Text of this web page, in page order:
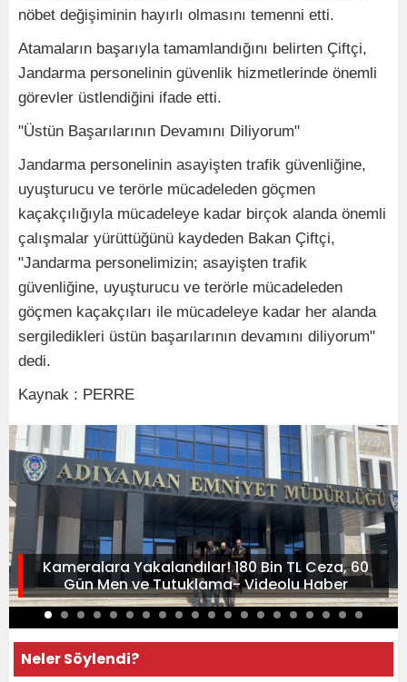
nöbet değişiminin hayırlı olmasını temenni etti.
Atamaların başarıyla tamamlandığını belirten Çiftçi,
Jandarma personelinin güvenlik hizmetlerinde önemli
görevler üstlendiğini ifade etti.
"Üstün Başarılarının Devamını Diliyorum"
Jandarma personelinin asayişten trafik güvenliğine,
uyuşturucu ve terörle mücadeleden göçmen
kaçakçılığıyla mücadeleye kadar birçok alanda önemli
çalışmalar yürüttüğünü kaydeden Bakan Çiftçi,
"Jandarma personelimizin; asayişten trafik
güvenliğine, uyuşturucu ve terörle mücadeleden
göçmen kaçakçıları ile mücadeleye kadar her alanda
sergiledikleri üstün başarılarının devamını diliyorum"
dedi.
Kaynak : PERRE
Kameralara Yakalandılar! 180 Bin TL Ceza, 60
Gün Men ve Tutuklama- Videolu Haber
Neler Söylendi?